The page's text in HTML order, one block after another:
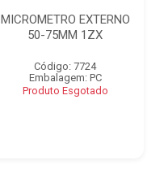
MICROMETRO EXTERNO
50-75MM 1ZX
Código: 7724
Embalagem: PC
Produto Esgotado